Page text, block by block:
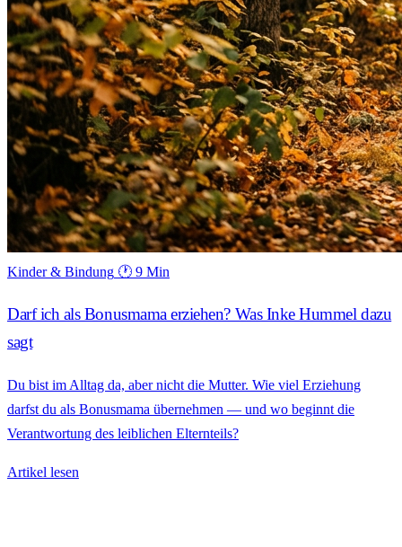
Kinder & Bindung 🕐 9 Min
Darf ich als Bonusmama erziehen? Was Inke Hummel dazu
sagt
Du bist im Alltag da, aber nicht die Mutter. Wie viel Erziehung
darfst du als Bonusmama übernehmen — und wo beginnt die
Verantwortung des leiblichen Elternteils?
Artikel lesen